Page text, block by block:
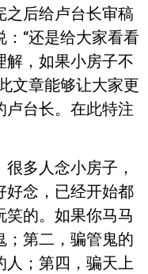
之后给卢台长审稿
“还是给大家看看
解，如果小房子不
文章能够让大家更
卢台长。在此特注
多人念小房子，
好念，已经开始都
笑的。如果你马马
；第二，骗管鬼的
人；第四，骗天上